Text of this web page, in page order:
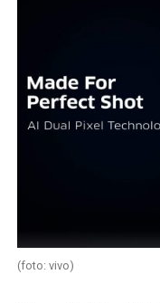
(foto: vivo)